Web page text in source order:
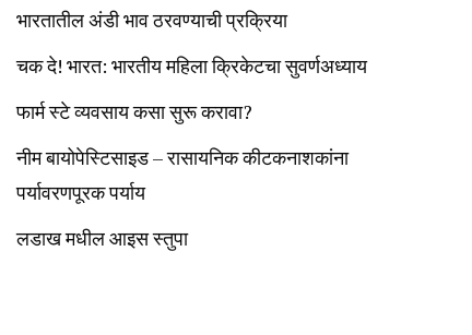
भारतातील अंडी भाव ठरवण्याची प्रक्रिया
चक दे! भारत: भारतीय महिला क्रिकेटचा सुवर्णअध्याय
फार्म स्टे व्यवसाय कसा सुरू करावा?
नीम बायोपेस्टिसाइड – रासायनिक कीटकनाशकांना
पर्यावरणपूरक पर्याय
लडाख मधील आइस स्तुपा